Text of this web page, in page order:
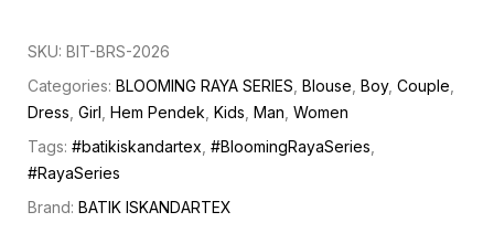
SKU: BIT-BRS-2026
Categories: BLOOMING RAYA SERIES Blouse Boy, Couple
Dress Girl Hem Pendek Kids Man Women
Tags: #batikiskandartex #BloomingRayaSeries
#RayaSeries
Brand: BATIK ISKANDARTEX